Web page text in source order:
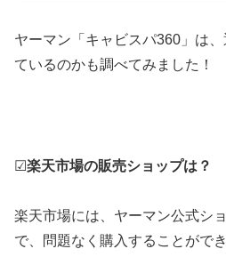
ヤーマン「キャビスパ360」は
ているのかも調べてみました！
☑楽天市場の販売ショップは？
楽天市場には、ヤーマン公式シ
で、問題なく購入することができ